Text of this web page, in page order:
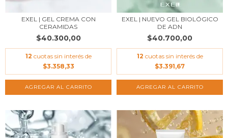
EXEL | GEL CREMA CON
CERAMIDAS
$40.300,00
12 cuotas sin interés de
$3.358,33
AGREGAR AL CARRITO
EXEL | NUEVO GEL BIOLÓGICO
DE ADN
$40.700,00
12 cuotas sin interés de
$3.391,67